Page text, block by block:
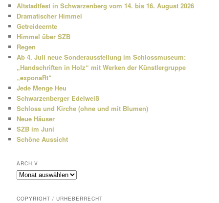
n
Altstadtfest in Schwarzenberg vom 14. bis 16. August 2026
Dramatischer Himmel
Getreideernte
Himmel über SZB
Regen
Ab 4. Juli neue Sonderausstellung im Schlossmuseum:
„Handschriften in Holz“ mit Werken der Künstlergruppe
„exponaRt“
Jede Menge Heu
Schwarzenberger Edelweiß
Schloss und Kirche (ohne und mit Blumen)
Neue Häuser
SZB im Juni
Schöne Aussicht
ARCHIV
Archiv
COPYRIGHT / URHEBERRECHT